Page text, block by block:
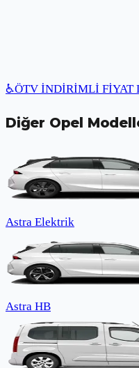
♿ÖTV İNDİRİMLİ FİYAT
Diğer Opel
Astra Elektrik
Astra HB